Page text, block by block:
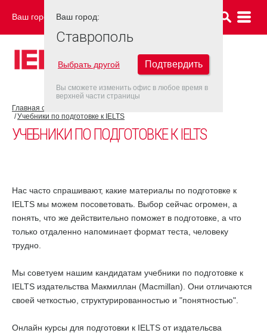
Ваш город: СТАВРОПОЛЬ
Главная страница
Учебники по подготовке к IELTS
УЧЕБНИКИ ПО ПОДГОТОВКЕ К IELTS
Нас часто спрашивают, какие материалы по подготовке к
IELTS мы можем посоветовать. Выбор сейчас огромен, а
понять, что же действительно поможет в подготовке, а что
только отдаленно напоминает формат теста, человеку
трудно.
Мы советуем нашим кандидатам учебники по подготовке к
IELTS издательства Макмиллан (Macmillan). Они отличаются
своей четкостью, структурированностью и "понятностью".
Онлайн курсы для подготовки к IELTS от издательсва
Ваш город:
Ставрополь
Выбрать другой Подтвердить
Вы сможете изменить офис в любое время в
верхней части страницы